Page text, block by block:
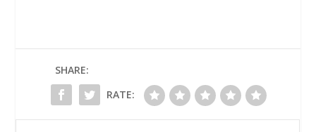
SHARE:
RATE: